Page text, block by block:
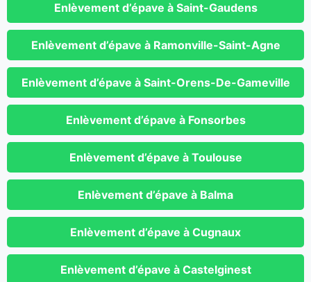
Enlèvement d’épave à Saint-Gaudens
Enlèvement d’épave à Ramonville-Saint-Agne
Enlèvement d’épave à Saint-Orens-De-Gameville
Enlèvement d’épave à Fonsorbes
Enlèvement d’épave à Toulouse
Enlèvement d’épave à Balma
Enlèvement d’épave à Cugnaux
Enlèvement d’épave à Castelginest